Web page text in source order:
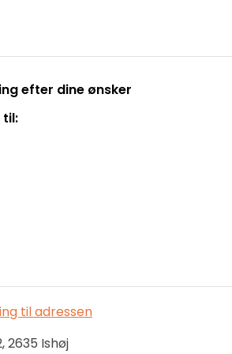
efter dine ønsker
til:
selskabslokaler får du hyggelige,
lokaler med spise- og
til adressen
2635 Ishøj